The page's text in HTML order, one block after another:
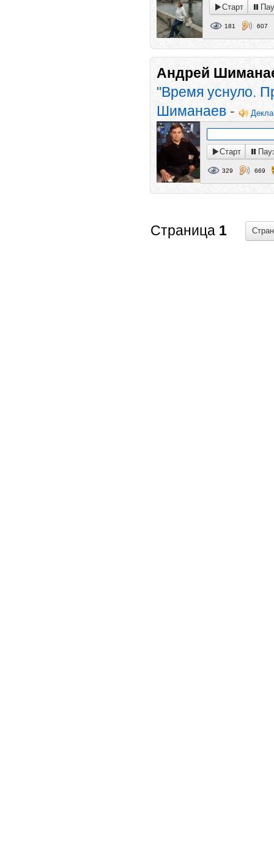
Старт
181 607
Андрей
"Время уснуло.
Шиманаев -
Старт
329 669
Страница 1